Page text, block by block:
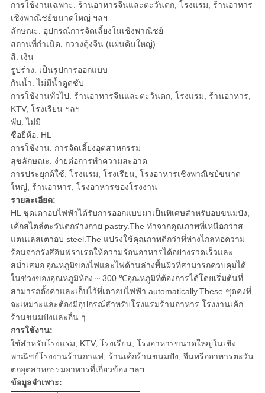
การใช้งานเฉพาะ: ร้านอาหารจีนและตะวันตก, โรงแรม, ร้านอาหาร
เชิงพาณิชย์ขนาดใหญ่ ฯลฯ
ลักษณะ: อุปกรณ์การจัดเลี้ยงในเชิงพาณิชย์
สถานที่กำเนิด: กวางตุ้งจีน (แผ่นดินใหญ่)
สี: เงิน
รูปร่าง: เป็นรูปการออกแบบ
กันน้ำ: ไม่มีน้ำดูดซับ
การใช้งานทั่วไป: ร้านอาหารจีนและตะวันตก, โรงแรม, ร้านอาหาร,
KTV, โรงเรียน ฯลฯ
พับ: ไม่มี
ชื่อยี่ห้อ: HL
การใช้งาน: การจัดเลี้ยงอุตสาหกรรม
สุขลักษณะ: ง่ายต่อการทำความสะอาด
การประยุกต์ใช้: โรงแรม, โรงเรียน, โรงอาหารเชิงพาณิชย์ขนาด
ใหญ่, ร้านอาหาร, โรงอาหารของโรงงาน
รายละเอียด:
HL ชุดเตาอบไฟฟ้าได้รับการออกแบบมาเป็นพิเศษสำหรับอบขนมปัง,
เค้กสไตล์ตะวันตกร่างกาย pastry.The ทำจากคุณภาพที่เหนือกว่าส
แตนเลสเตาอบ steel.The แปรงใช้คุณภาพดีกว่าที่ห่างไกลท่อความ
ร้อนจากรังสีอินฟราเรดให้ความร้อนอาหารได้อย่างรวดเร็วและ
สม่ำเสมอ อุณหภูมิของไฟและไฟด้านล่างพื้นผิวที่สามารถควบคุมได้
ในช่วงของอุณหภูมิห้อง ~ 300 ℃อุณหภูมิที่ต้องการได้โดยเริ่มต้นที่
สามารถตั้งค่าและเก็บไว้ที่เตาอบไฟฟ้า automatically.These ชุดคงที่
จะเหมาะและต้องมีอุปกรณ์สำหรับโรงแรมร้านอาหาร โรงงานเค้ก
ร้านขนมปังและอื่น ๆ
การใช้งาน:
ใช้สำหรับโรงแรม, KTV, โรงเรียน, โรงอาหารขนาดใหญ่ในเชิง
พาณิชย์โรงงานร้านกาแฟ, ร้านเค้กร้านขนมปัง, จีนหรืออาหารตะวัน
ตกอุตสาหกรรมอาหารที่เกี่ยวข้อง ฯลฯ
ข้อมูลจำเพาะ: